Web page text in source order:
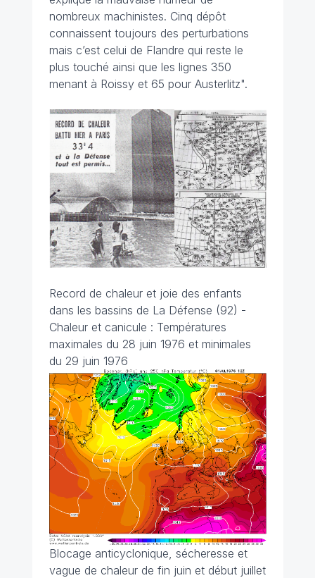
nombreux machinistes. Cinq dépôt
connaissent toujours des perturbations
mais c’est celui de Flandre qui reste le
plus touché ainsi que les lignes 350
menant à Roissy et 65 pour Austerlitz".
Record de chaleur et joie des enfants
dans les bassins de La Défense (92) -
Chaleur et canicule : Températures
maximales du 28 juin 1976 et minimales
du 29 juin 1976
Blocage anticyclonique, sécheresse et
vague de chaleur de fin juin et début juillet